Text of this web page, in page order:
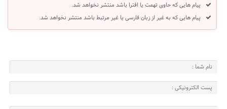
پیام هایی که حاوی تهمت یا افترا باشد منتشر نخواهد شد.
پیام هایی که به غیر از زبان فارسی یا غیر مرتبط باشد منتشر نخواهد شد.